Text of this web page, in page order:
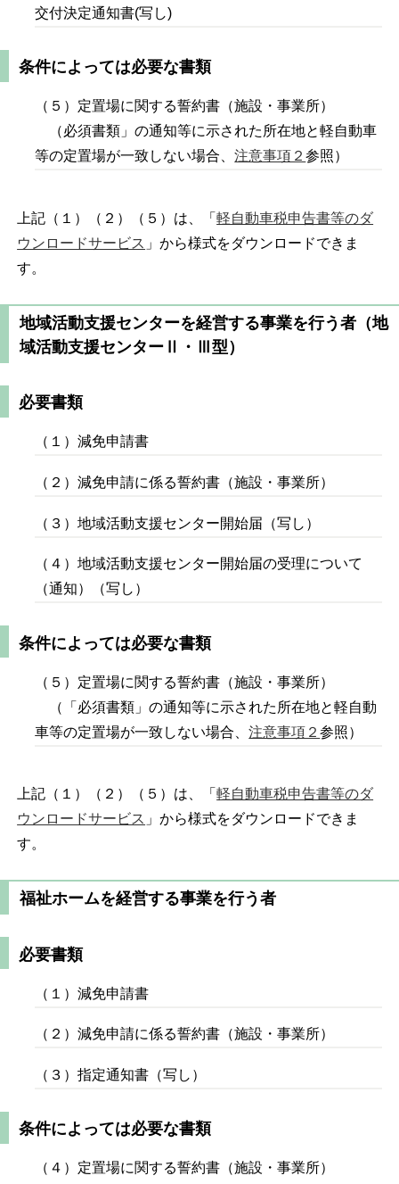
交付決定通知書(写し)
条件によっては必要な書類
（５）定置場に関する誓約書（施設・事業所）
（必須書類」の通知等に示された所在地と軽自動車
等の定置場が一致しない場合、注意事項２参照）
上記（１）（２）（５）は、「軽自動車税申告書等のダ
ウンロードサービス 」から様式をダウンロードできま
す。
地域活動支援センターを経営する事業を行う者（地
域活動支援センターⅡ・Ⅲ型）
必要書類
（１）減免申請書
（２）減免申請に係る誓約書（施設・事業所）
（３）地域活動支援センター開始届（写し）
（４）地域活動支援センター開始届の受理について
（通知）（写し）
条件によっては必要な書類
（５）定置場に関する誓約書（施設・事業所）
（「必須書類」の通知等に示された所在地と軽自動
車等の定置場が一致しない場合、注意事項２参照）
上記（１）（２）（５）は、「軽自動車税申告書等のダ
ウンロードサービス 」から様式をダウンロードできま
す。
福祉ホームを経営する事業を行う者
必要書類
（１）減免申請書
（２）減免申請に係る誓約書（施設・事業所）
（３）指定通知書（写し）
条件によっては必要な書類
（４）定置場に関する誓約書（施設・事業所）